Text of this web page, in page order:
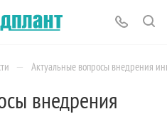
— Актуальные вопросы внедрения
внедрения